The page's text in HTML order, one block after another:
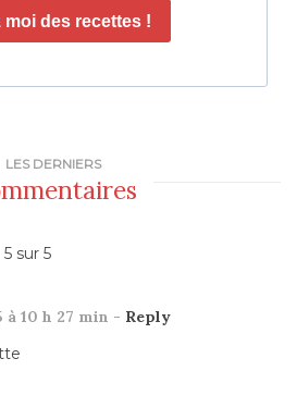
moi des recettes !
LES DERNIERS
5 sur 5
10 h 27 min - Reply